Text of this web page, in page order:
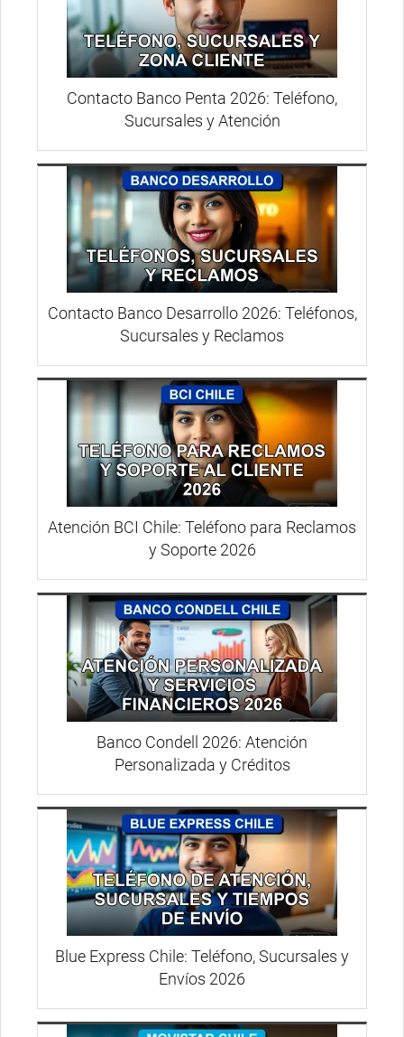
Contacto Banco Penta 2026: Teléfono,
Sucursales y Atención
Contacto Banco Desarrollo 2026: Teléfonos,
Sucursales y Reclamos
Atención BCI Chile: Teléfono para Reclamos
y Soporte 2026
Banco Condell 2026: Atención
Personalizada y Créditos
Blue Express Chile: Teléfono, Sucursales y
Envíos 2026